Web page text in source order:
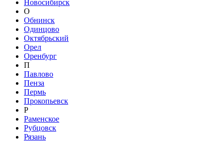
Новосибирск
О
Обнинск
Одинцово
Октябрьский
Орел
Оренбург
П
Павлово
Пенза
Пермь
Прокопьевск
Р
Раменское
Рубцовск
Рязань